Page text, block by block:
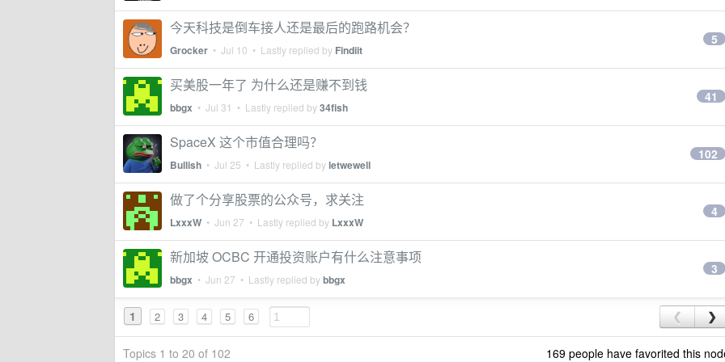
今天科技是倒车接人还是最后的跑路机会？
Grocker • Jul 10 • Lastly replied by Findiit
5
买美股一年了 为什么还是赚不到钱
bbgx • Jul 31 • Lastly replied by34fish
41
SpaceX 这个市值合理吗？
Bullish • Jul 25 • Lastly replied byletwewell
102
做了个分享股票的公众号，求关注
LxxxW • Jun 27 • Lastly replied by LxxxW
4
新加坡 OCBC 开通投资账户有什么注意事项
bbgx • Jun 27 • Lastly replied bybbgx
3
1 2 3 4 5 6 ❮ ❯
Topics 1 to 20 of 102 169 people have favorited this